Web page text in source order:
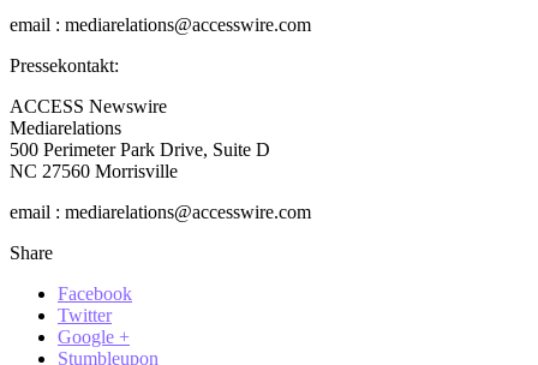
email : mediarelations@accesswire.com
Pressekontakt:
ACCESS Newswire
Mediarelations
500 Perimeter Park Drive, Suite D
NC 27560 Morrisville
email : mediarelations@accesswire.com
Share
Facebook
Twitter
Google +
Stumbleupon